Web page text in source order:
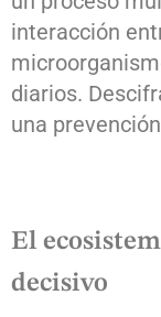
interacción
diarios.
una
El
decisivo